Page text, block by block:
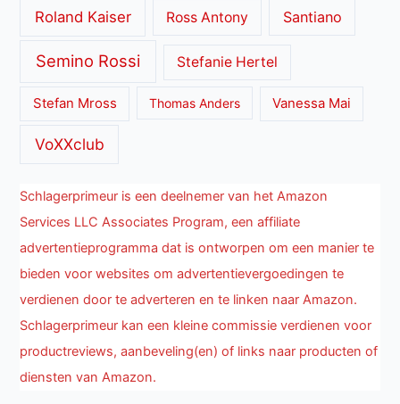
Roland Kaiser Ross Antony Santiano
Semino Rossi Stefanie Hertel
Stefan Mross Thomas Anders Vanessa Mai
VoXXclub
Schlagerprimeur is een deelnemer van het Amazon
Services LLC Associates Program, een affiliate
advertentieprogramma dat is ontworpen om een manier te
bieden voor websites om advertentievergoedingen te
verdienen door te adverteren en te linken naar Amazon.
Schlagerprimeur kan een kleine commissie verdienen voor
productreviews, aanbeveling(en) of links naar producten of
diensten van Amazon.